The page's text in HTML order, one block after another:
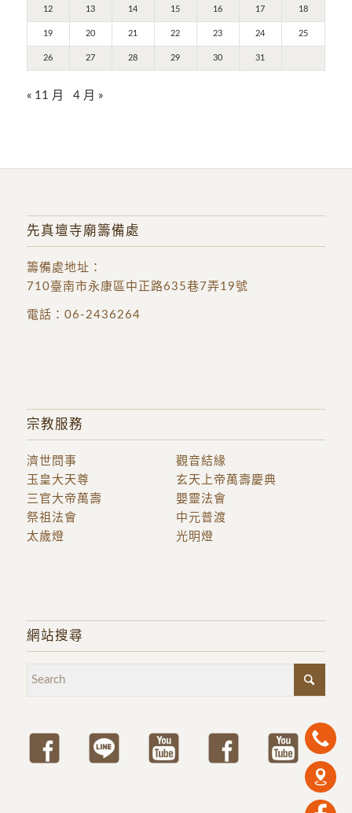
12 13 14 15 16 17 18
19 20 21 22 23 24 25
26 27 28 29 30 31
« 11 月 4 月 »
先真壇寺廟籌備處
籌備處地址 ：
710臺南市永康區中正路635巷7弄19號
電話： 06-2436264
宗教服務
濟世問事
觀音結緣
玉皇大天尊
三官大帝萬壽
玄天上帝萬壽慶典
嬰靈法會
祭祖法會
中元普渡
太歲燈
光明燈
網站搜尋